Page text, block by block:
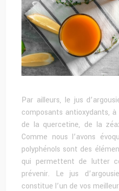
Par ailleurs, le jus
composants antioxydants, à
de la quercetine, de la
Comme nous l’avons
polyphénols sont des
qui permettent de lutter
prévenir. Le jus
constitue l’un de vos